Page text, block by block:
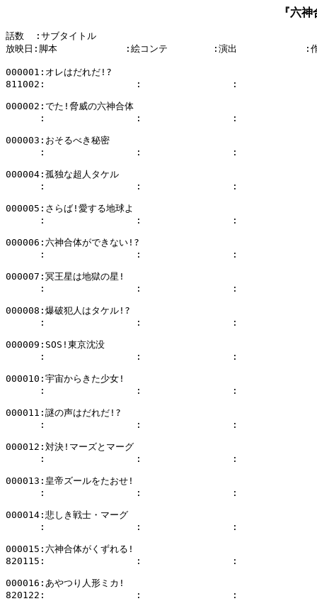
『六
話数  :サブタイトル
放映日:脚本            :絵コンテ        :演出            :作
000001:オレはだれだ!?
811002:                :                :
000002:でた!脅威の六神合体
:                :                :
000003:おそるべき秘密
:                :                :
000004:孤独な超人タケル
:                :                :
000005:さらば!愛する地球よ
:                :                :
000006:六神合体ができない!?
:                :                :
000007:冥王星は地獄の星!
:                :                :
000008:爆破犯人はタケル!?
:                :                :
000009:SOS!東京沈没
:                :                :
000010:宇宙からきた少女!
:                :                :
000011:謎の声はだれだ!?
:                :                :
000012:対決!マーズとマーグ
:                :                :
000013:皇帝ズールをたおせ!
:                :                :
000014:悲しき戦士・マーグ
:                :                :
000015:六神合体がくずれる!
820115:                :                :
000016:あやつり人形ミカ!
820122:                :                :